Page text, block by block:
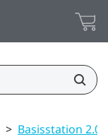
> Basisstation 2.0